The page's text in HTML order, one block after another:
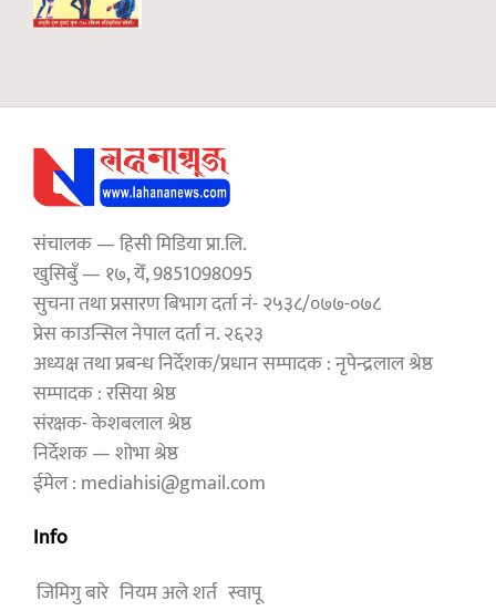
संचालक — हिसी मिडिया प्रा.लि.
खुसिबुँ — १७, येँ, 9851098095
सुचना तथा प्रसारण बिभाग दर्ता नं- २५३८/०७७-०७८
प्रेस काउन्सिल नेपाल दर्ता न. २६२३
अध्यक्ष तथा प्रबन्ध निर्देशक/प्रधान सम्पादक : नृपेन्द्रलाल श्रेष्ठ
सम्पादक : रसिया श्रेष्ठ
संरक्षक- केशबलाल श्रेष्ठ
निर्देशक — शोभा श्रेष्ठ
ईमेल : mediahisi@gmail.com
Info
जिमिगु बारे नियम अले शर्त स्वापू